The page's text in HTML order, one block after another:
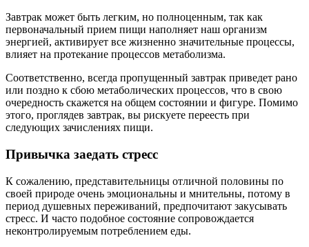
Завтрак может быть легким, но полноценным, так как
первоначальный прием пищи наполняет наш организм
энергией, активирует все жизненно значительные процессы,
влияет на протекание процессов метаболизма.
Соответственно, всегда пропущенный завтрак приведет рано
или поздно к сбою метаболических процессов, что в свою
очередность скажется на общем состоянии и фигуре. Помимо
этого, проглядев завтрак, вы рискуете переесть при
следующих зачислениях пищи.
Привычка заедать стресс
К сожалению, представительницы отличной половины по
своей природе очень эмоциональны и мнительны, потому в
период душевных переживаний, предпочитают закусывать
стресс. И часто подобное состояние сопровождается
неконтролируемым потреблением еды.